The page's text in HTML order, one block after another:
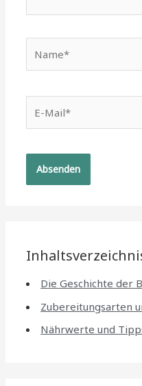
Mail*
Die Geschichte der
Zubereitungsarten
Nährwerte und